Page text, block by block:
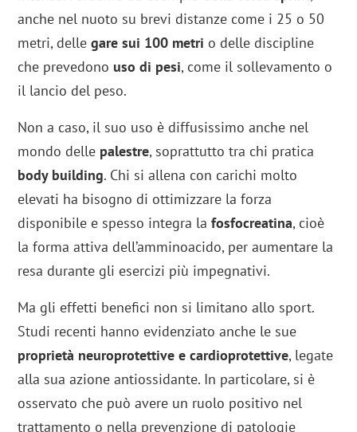
anche nel nuoto su brevi distanze come i 25 o 50
metri, dellegare sui 100 metri o delle discipline
che prevedono uso di pesi, come il sollevamento o
il lancio del peso.
Non a caso, il suo uso è diffusissimo anche nel
mondo delle palestre, soprattutto tra chi pratica
body building. Chi si allena con carichi molto
elevati ha bisogno di ottimizzare la forza
disponibile e spesso integra lafosfocreatina, cioè
la forma attiva dell’amminoacido, per aumentare la
resa durante gli esercizi più impegnativi.
Ma gli effetti benefici non si limitano allo sport.
Studi recenti hanno evidenziato anche le sue
proprietà neuroprotettive e cardioprotettive, legate
alla sua azione antiossidante. In particolare, si è
osservato che può avere un ruolo positivo nel
trattamento o nella prevenzione di patologie